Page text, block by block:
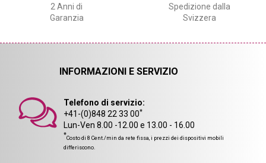
2 Anni di
Garanzia
Spedizione dalla
Svizzera
INFORMAZIONI E SERVIZIO
Telefono di servizio:
+41-(0)848 22 33 00*
Lun-Ven 8.00 -12.00 e 13.00 - 16.00
*Costo di 8 Cent./min da rete fissa, i prezzi dei dispositivi mobili
differiscono.